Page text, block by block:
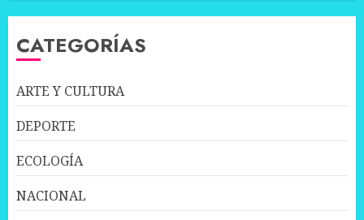
CATEGORÍAS
ARTE Y CULTURA
DEPORTE
ECOLOGÍA
NACIONAL